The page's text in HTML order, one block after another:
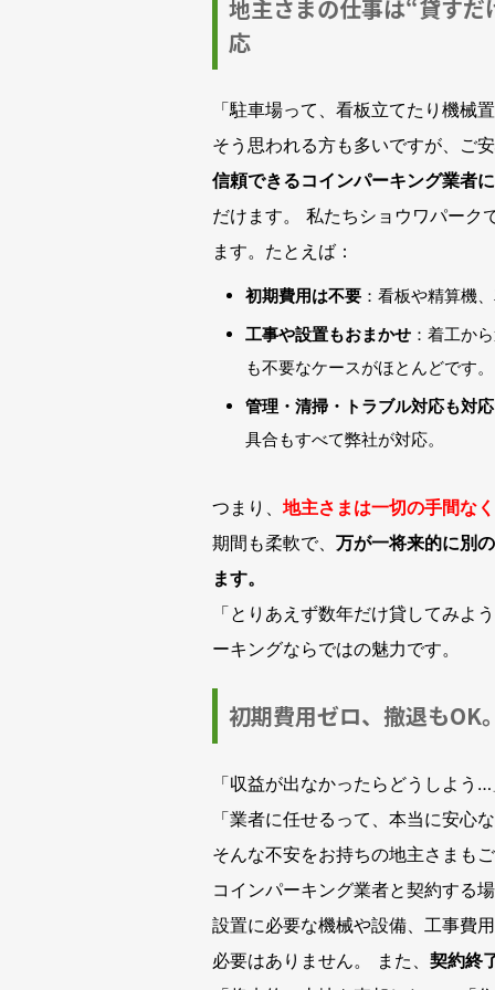
地主さまの仕事は“貸す
応
「駐車場って、看板立てたり機械
そう思われる方も多いですが、ご
信頼できるコインパーキング業者
だけます。 私たちショウワパーク
ます。たとえば：
初期費用は不要 ：看板や精算機
工事や設置もおまかせ ：着工か
も不要なケースがほとんどです。
管理・清掃・トラブル対応も対応
具合もすべて弊社が対応。
つまり、 地主さまは一切の手間な
期間も柔軟で、 万が一将来的に別
ます。
「とりあえず数年だけ貸してみよ
ーキングならではの魅力です。
初期費用ゼロ、撤退もOK
「収益が出なかったらどうしよう
「業者に任せるって、本当に安心
そんな不安をお持ちの地主さまも
コインパーキング業者と契約する
設置に必要な機械や設備、工事費
必要はありません。 また、 契約終